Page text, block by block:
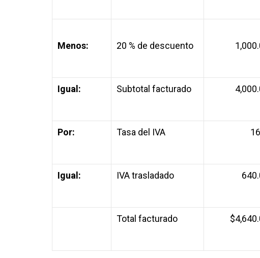
Menos: 20 % de descuento
Igual: Subtotal facturado
Por: Tasa del IVA
Igual: IVA trasladado
Total facturado